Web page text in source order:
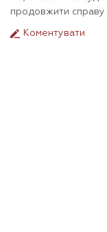
продовжити справу
Коментувати